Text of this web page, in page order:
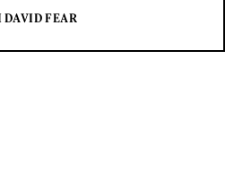
DAVID FEAR